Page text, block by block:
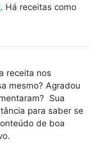
. Há receitas como
receita nos
mesmo? Agradou
Sua
para saber se
de boa